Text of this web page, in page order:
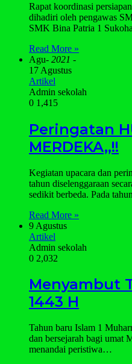
Rapat koordinasi
dihadiri oleh pengawas
SMK Bina Patria 1
Read More »
Agu- 2021 -
17 Agustus
Artikel
Admin sekolah
0 1,415
Peringatan
MERDEKA,,!!
Kegiatan upacara dan
tahun diselenggaraan
sedikit berbeda. Pada
Read More »
9 Agustus
Artikel
Admin sekolah
0 2,032
Menyambut
1443 H
Tahun baru Islam 1
dan bersejarah bagi umat
menandai peristiwa…